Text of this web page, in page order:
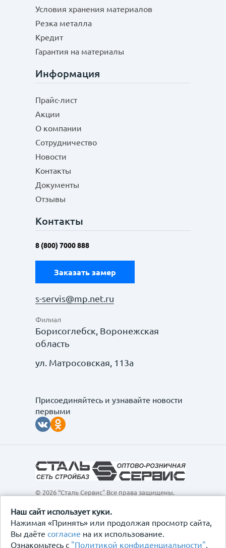
Наш сайт использует куки.
Нажимая «Принять» или продолжая просмотр сайта,
Вы даёте согласие на их использование.
Ознакомьтесь с "Политикой конфиденциальности".
Условия хранения материалов
Резка металла
Кредит
Гарантия на материалы
Информация
Прайс-лист
Акции
О компании
Сотрудничество
Новости
Контакты
Документы
Отзывы
Контакты
8 (800) 7000 888
Заказать замер
s-servis@mp.net.ru
Филиал
Борисоглебск, Воронежская
область
ул. Матросовская, 113а
Присоединяйтесь и узнавайте новости
первыми
© 2026 “Сталь Сервис" Все права защищены.
интернет-сайт, а также вся информация о товарах и
ценах, предоставленная на нём, носит
исключительно информационный характер и ни при
каких условиях не является публичной офертой,
определяемой положениями Статьи 437